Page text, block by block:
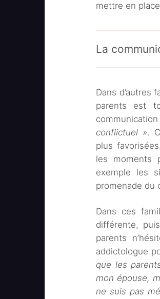
mettre en
La
Dans d’autres
parents est
conflictuel ».
plus
les moments
exemple les
promenade du
Dans ces
différente,
parents
addictologue
que les
mon épouse,
ne suis pas